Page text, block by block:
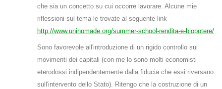
che sia un concetto su cui occorre lavorare. Alcune mie
riflessioni sul tema le trovate al seguente link
http://www.uninomade.org/summer-school-rendita-e-biopotere/
Sono favorevole all'introduzione di un rigido controllo sui
movimenti dei capitali (con me lo sono molti economisti
eterodossi indipendentemente dalla fiducia che essi riversano
sull'intervento dello Stato). Ritengo che la costruzione di un